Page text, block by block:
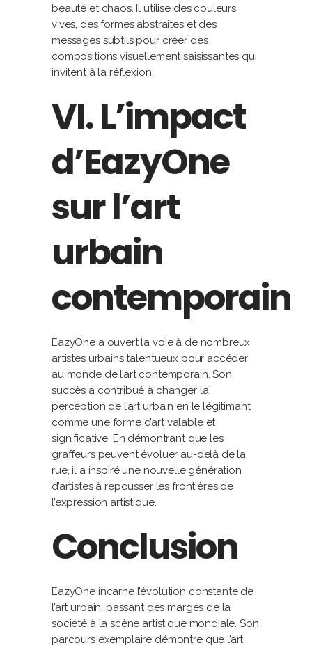
beauté et chaos. Il utilise des couleurs
vives, des formes abstraites et des
messages subtils pour créer des
compositions visuellement saisissantes qui
invitent à la réflexion.
VI. L’impact
d’EazyOne
sur l’art
urbain
contemporain
EazyOne a ouvert la voie à de nombreux
artistes urbains talentueux pour accéder
au monde de l’art contemporain. Son
succès a contribué à changer la
perception de l’art urbain en le légitimant
comme une forme d’art valable et
significative. En démontrant que les
graffeurs peuvent évoluer au-delà de la
rue, il a inspiré une nouvelle génération
d’artistes à repousser les frontières de
l’expression artistique.
Conclusion
EazyOne incarne l’évolution constante de
l’art urbain, passant des marges de la
société à la scène artistique mondiale. Son
parcours exemplaire démontre que l’art